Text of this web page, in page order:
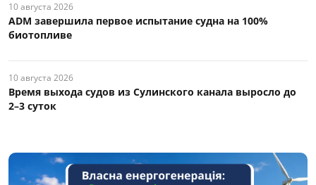
10 августа 2026
ADM завершила первое испытание судна на 100%
биотопливе
10 августа 2026
Время выхода судов из Сулинского канала выросло до
2–3 суток